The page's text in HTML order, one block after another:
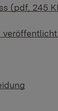
(pdf, 245